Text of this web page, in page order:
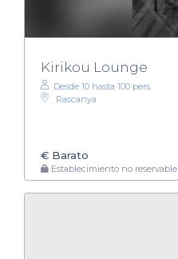
Kirikou Lounge
Desde 10 hasta 100 pers.
Rascanya
€ Barato
Establecimiento no reservable